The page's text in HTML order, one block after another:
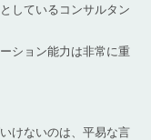
しているコンサルタン
ション能力は非常に重
けないのは、平易な言